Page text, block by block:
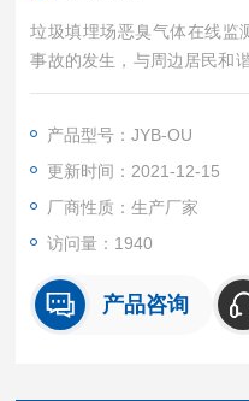
垃圾填埋场恶臭气体在线监
事故的发生，与周边居民和
可有效提升企业形象，增加
产品型号：JYB-OU
更新时间：2021-12-15
厂商性质：生产厂家
访问量：1940
产品咨询